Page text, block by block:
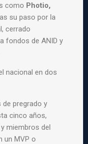
como Photio,
su paso por la
cerrado
fondos de ANID y
nacional en dos
de pregrado y
cinco años,
miembros del
un MVP o